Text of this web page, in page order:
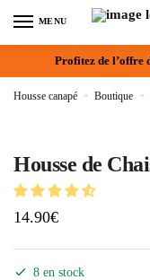
MENU
Profitez de l’offre
Housse canapé » Boutique »
Housse de
14.90€
8 en stock